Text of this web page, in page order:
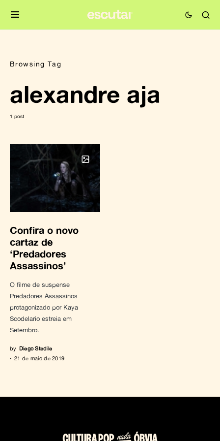
Browsing Tag
alexandre aja
1 post
Confira o novo
cartaz de
‘Predadores
Assassinos’
O filme de suspense
Predadores Assassinos
protagonizado por Kaya
Scodelario estreia em
Setembro.
by Diego Stedile
21 de maio de 2019